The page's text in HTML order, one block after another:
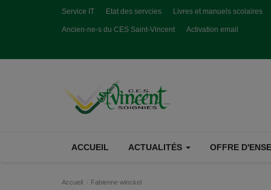
Service IT Etat des servcies Livres et manuels scolaires
Ancien-ne-s du CES Saint-Vincent Activation email
ACCUEIL ACTUALITÉS OFFRE
Accueil Fabienne winckel